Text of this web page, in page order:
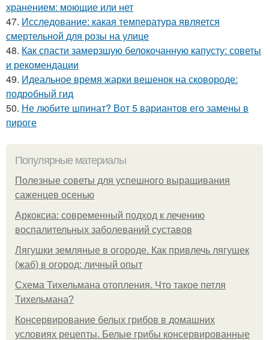
хранением: моющие или нет
47. Исследование: какая температура является
смертельной для розы на улице
48. Как спасти замерзшую белокочанную капусту: советы
и рекомендации
49. Идеальное время жарки вешенок на сковороде:
подробный гид
50. Не любите шпинат? Вот 5 вариантов его замены в
пироге
Популярные материалы
Полезные советы для успешного выращивания
саженцев осенью
Аркоксиа: современный подход к лечению
воспалительных заболеваний суставов
Лягушки земляные в огороде. Как привлечь лягушек
(жаб) в огород: личный опыт
Схема Тихельмана отопления. Что такое петля
Тихельмана?
Консервирование белых грибов в домашних
условиях рецепты. Белые грибы консервированные